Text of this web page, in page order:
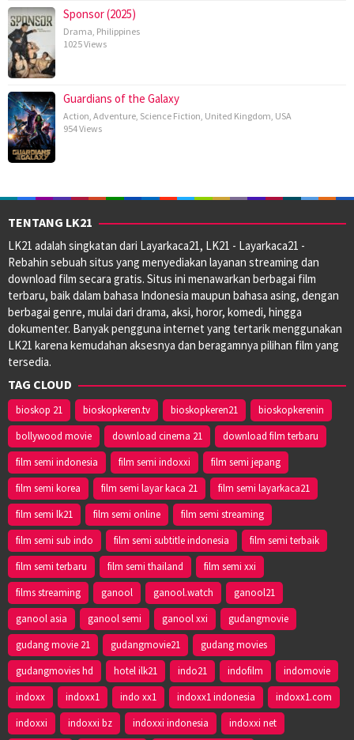
Sponsor (2025)
Drama Philippines
1025 Views
Guardians of the Galaxy
Action Adventure Science Fiction United Kingdom USA
954 Views
TENTANG LK21
LK21 adalah singkatan dari Layarkaca21, LK21 - Layarkaca21 -
Rebahin sebuah situs yang menyediakan layanan streaming dan
download film secara gratis. Situs ini menawarkan berbagai film
terbaru, baik dalam bahasa Indonesia maupun bahasa asing, dengan
berbagai genre, mulai dari drama, aksi, horor, komedi, hingga
dokumenter. Banyak pengguna internet yang tertarik menggunakan
LK21 karena kemudahan aksesnya dan beragamnya pilihan film yang
tersedia.
TAG CLOUD
bioskop 21 bioskopkeren.tv bioskopkeren21
bioskopkerenin
bollywood movie
download cinema 21
download film terbaru
film semi indonesia
film semi indoxxi
film semi jepang
film semi korea
film semi layar kaca 21
film semi layarkaca21
film semi lk21
film semi online
film semi streaming
film semi sub indo
film semi subtitle indonesia
film semi terbaik
film semi terbaru
film semi thailand
film semi xxi
films streaming
ganool ganool.watch
ganool21
ganool asia
ganool semi ganool xxi
gudangmovie
gudang movie 21
gudangmovie21
gudang movies
gudangmovies hd
hotel ilk21 indo21 indofilm
indomovie
indoxx
indoxx1 indo xx1 indoxx1 indonesia
indoxx1.com
indoxxi
indoxxi bz indoxxi indonesia
indoxxi net